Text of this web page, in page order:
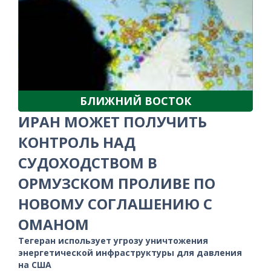
БЛИЖНИЙ ВОСТОК
ИРАН МОЖЕТ ПОЛУЧИТЬ
КОНТРОЛЬ НАД
СУДОХОДСТВОМ В
ОРМУЗСКОМ ПРОЛИВЕ ПО
НОВОМУ СОГЛАШЕНИЮ С
ОМАНОМ
Тегеран использует угрозу уничтожения
энергетической инфраструктуры для давления
на США